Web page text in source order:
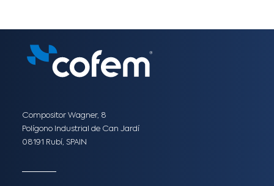
Compositor Wagner, 8
Polígono Industrial de Can Jardí
08191 Rubí, SPAIN